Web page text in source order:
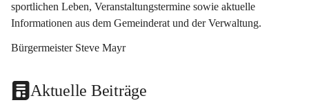
sportlichen Leben, Veranstaltungstermine sowie aktuelle
Informationen aus dem Gemeinderat und der Verwaltung.
Bürgermeister Steve Mayr
Aktuelle Beiträge